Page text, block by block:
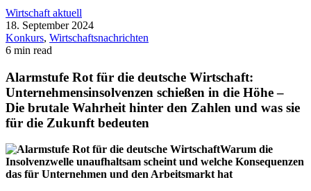
Wirtschaft aktuell
18. September 2024
Konkurs, Wirtschaftsnachrichten
6 min read
Alarmstufe Rot für die deutsche Wirtschaft:
Unternehmensinsolvenzen schießen in die Höhe –
Die brutale Wahrheit hinter den Zahlen und was sie
für die Zukunft bedeuten
Warum die
Insolvenzwelle unaufhaltsam scheint und welche Konsequenzen
das für Unternehmen und den Arbeitsmarkt hat